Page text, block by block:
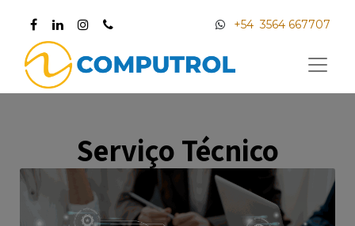
+54 3564 667707
Serviço Técnico